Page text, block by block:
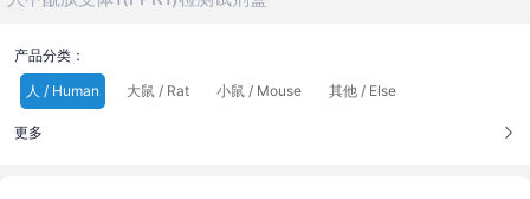
产品分类：
人 / Human
大鼠 / Rat 小鼠 / Mouse 其他 / Else
更多